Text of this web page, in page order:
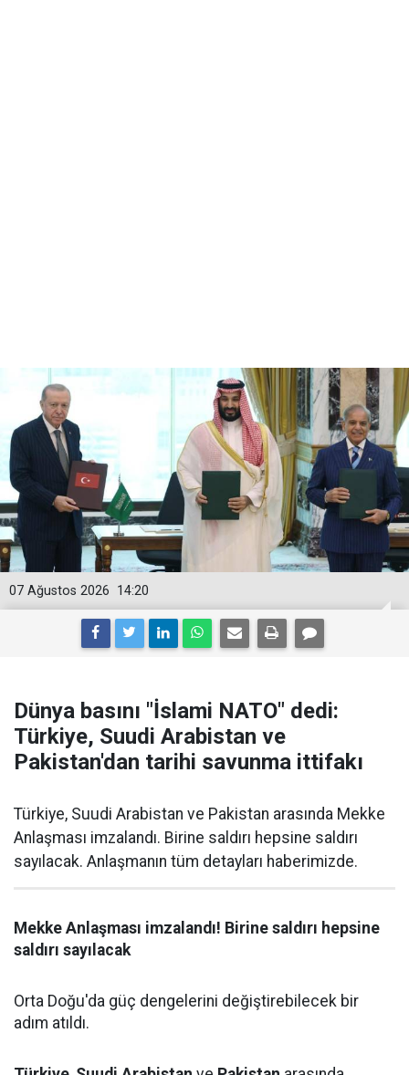
14:20
07 Ağustos 2026
Dünya basını "İslami NATO" dedi:
Türkiye, Suudi Arabistan ve
Pakistan'dan tarihi savunma ittifakı
Türkiye, Suudi Arabistan ve Pakistan arasında Mekke
Anlaşması imzalandı. Birine saldırı hepsine saldırı
sayılacak. Anlaşmanın tüm detayları haberimizde.
Mekke Anlaşması imzalandı! Birine saldırı hepsine
saldırı sayılacak
Orta Doğu'da güç dengelerini değiştirebilecek bir
adım atıldı.